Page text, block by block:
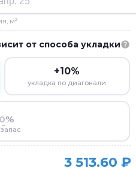
м²
от способа укладки
+10%
укладка по диагонали
%
3 513.60 ₽